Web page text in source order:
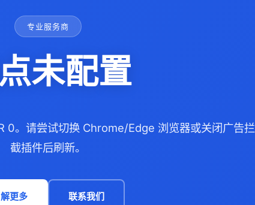
专业服务商
未配置
0。请尝试切换 Chrome/Edge 浏览器或关闭广告拦
截插件后刷新。
更多 联系我们